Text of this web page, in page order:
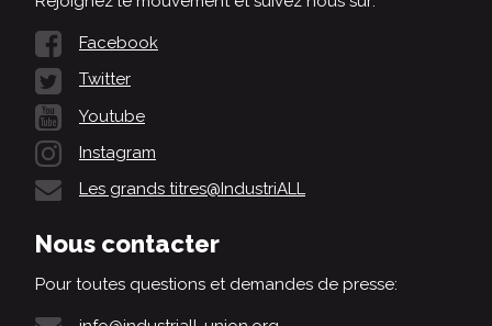
Facebook
Twitter
Youtube
Instagram
Les grands titres@IndustriALL
Nous contacter
Pour toutes questions et demandes de presse: